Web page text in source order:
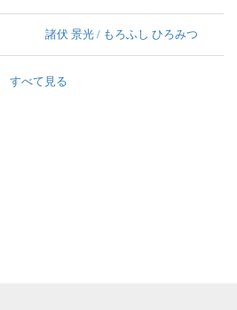
諸伏 景光 / もろふし ひろみつ
すべて見る